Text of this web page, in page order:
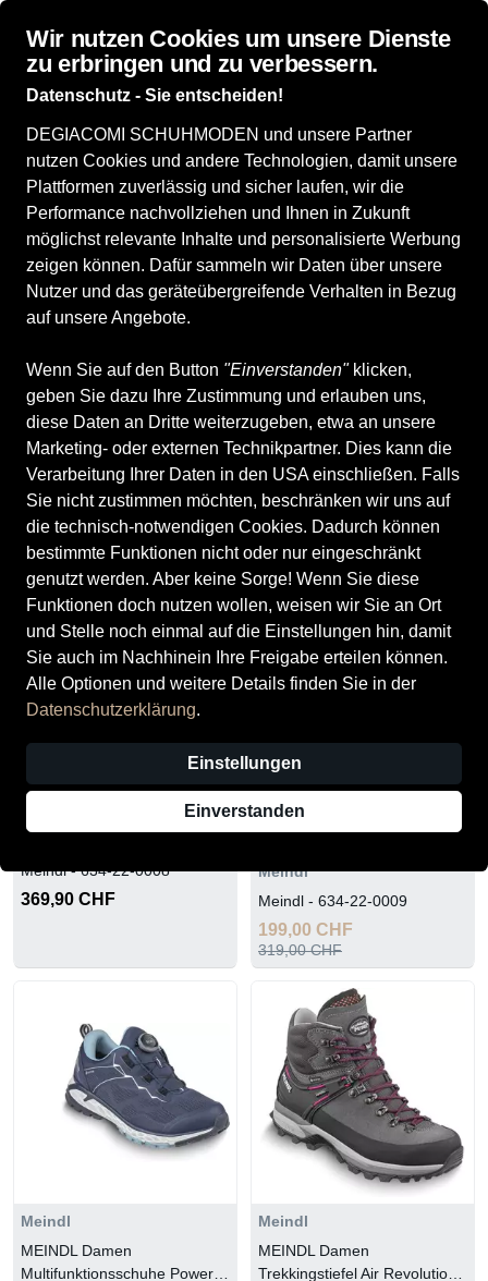
Wir nutzen Cookies um unsere Dienste
zu erbringen und zu verbessern.
Datenschutz - Sie entscheiden!
DEGIACOMI SCHUHMODEN und unsere Partner
nutzen Cookies und andere Technologien, damit unsere
Plattformen zuverlässig und sicher laufen, wir die
Performance nachvollziehen und Ihnen in Zukunft
möglichst relevante Inhalte und personalisierte Werbung
zeigen können. Dafür sammeln wir Daten über unsere
Nutzer und das geräteübergreifende Verhalten in Bezug
auf unsere Angebote.
Wenn Sie auf den Button "Einverstanden"klicken,
geben Sie dazu Ihre Zustimmung und erlauben uns,
diese Daten an Dritte weiterzugeben, etwa an unsere
Marketing- oder externen Technikpartner. Dies kann die
Verarbeitung Ihrer Daten in den USA einschließen. Falls
Sie nicht zustimmen möchten, beschränken wir uns auf
die technisch-notwendigen Cookies. Dadurch können
bestimmte Funktionen nicht oder nur eingeschränkt
genutzt werden. Aber keine Sorge! Wenn Sie diese
Funktionen doch nutzen wollen, weisen wir Sie an Ort
und Stelle noch einmal auf die Einstellungen hin, damit
Sie auch im Nachhinein Ihre Freigabe erteilen können.
Alle Optionen und weitere Details finden Sie in der
Datenschutzerklärung.
Einstellungen
Einverstanden
Damenschuhe Herrenschuhe Kinderschuhe Accessoires
Meindl
Alle Produkte
ALLE FILTER
Suchbegriff Farbe Größe
84 Produkte
Meindl - 634-22-0008
369,90 CHF
Meindl
Meindl - 634-22-0009
199,00 CHF
319,00 CHF
Meindl
MEINDL Damen
Multifunktionsschuhe Power
Meindl
MEINDL Damen
Trekkingstiefel Air Revolution